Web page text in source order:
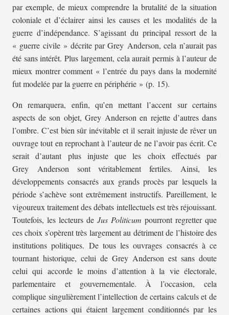
par exemple, de mieux comprendre la brutalité de la situation
coloniale et d’éclairer ainsi les causes et les modalités de la
guerre d’indépendance. S’agissant du principal ressort de la
« guerre civile » décrite par Grey Anderson, cela n’aurait pas
été sans intérêt. Plus largement, cela aurait permis à l’auteur de
mieux montrer comment « l’entrée du pays dans la modernité
fut modelée par la guerre en périphérie » (p. 15).
On remarquera, enfin, qu’en mettant l’accent sur certains
aspects de son objet, Grey Anderson en rejette d’autres dans
l’ombre. C’est bien sûr inévitable et il serait injuste de rêver un
ouvrage tout en reprochant à l’auteur de ne l’avoir pas écrit. Ce
serait d’autant plus injuste que les choix effectués par
Grey Anderson sont véritablement fertiles. Ainsi, les
développements consacrés aux grands procès par lesquels la
période s’achève sont extrêmement instructifs. Pareillement, le
vigoureux traitement des débats intellectuels est très réjouissant.
Toutefois, les lecteurs de Jus Politicum pourront regretter que
ces choix s’opèrent très largement au détriment de l’histoire des
institutions politiques. De tous les ouvrages consacrés à ce
tournant historique, celui de Grey Anderson est sans doute
celui qui accorde le moins d’attention à la vie électorale,
parlementaire et gouvernementale. À l’occasion, cela
complique singulièrement l’intellection de certains calculs et de
certaines actions qui étaient largement conditionnés par les